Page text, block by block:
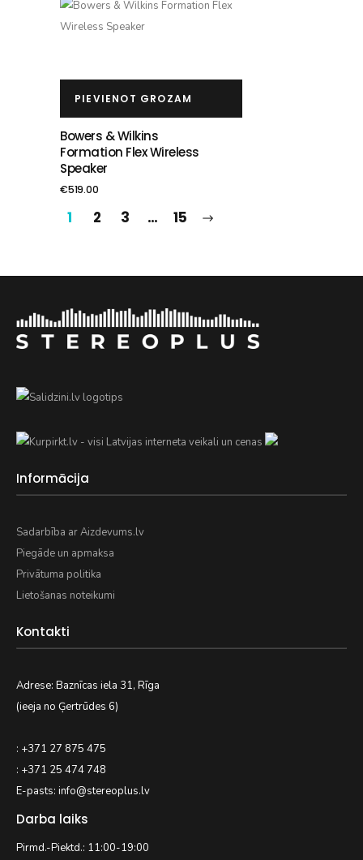
PIEVIENOT GROZAM
Bowers & Wilkins
Formation Flex Wireless
Speaker
€519.00
1 2 3 … 15
Informācija
Sadarbība ar Aizdevums.lv
Piegāde un apmaksa
Privātuma politika
Lietošanas noteikumi
Kontakti
Adrese: Baznīcas iela 31, Rīga
(ieeja no Ģertrūdes 6)
: +371 27 875 475
: +371 25 474 748
E-pasts: info@stereoplus.lv
Darba laiks
Pirmd.-Piektd.: 11:00-19:00